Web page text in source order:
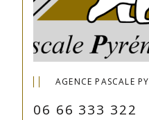
AGENCE PASCALE
06 66 333 322